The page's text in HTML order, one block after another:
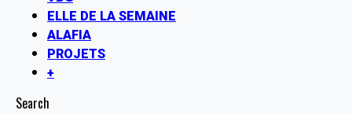
ELLE DE LA SEMAINE
ALAFIA
PROJETS
+
Search